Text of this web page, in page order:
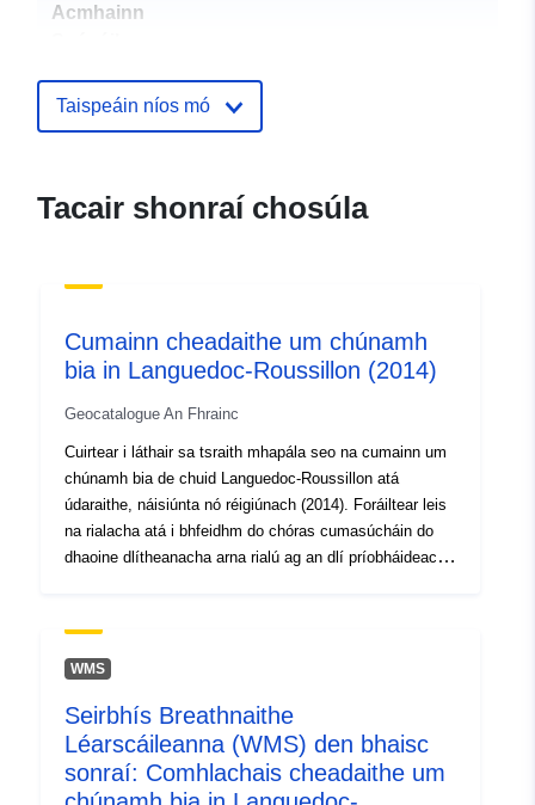
Acmhainn
Aitheantóirí:
ide.developpement-
8496-4a74-b0e8-
120066022-srv-8544bbcb-2946-
4121-b1cb-6623ddce313f
Clóscríobh:
http://inspire.ec.europa.eu/
codelist/ResourceType/services
Taispeáin níos mó
Tacair shonraí chosúla
Cumainn cheadaithe um chúnamh
bia in Languedoc-Roussillon (2014)
Geocatalogue An Fhrainc
Cuirtear i láthair sa tsraith mhapála seo na cumainn um
chúnamh bia de chuid Languedoc-Roussillon atá
údaraithe, náisiúnta nó réigiúnach (2014). Foráiltear leis
na rialacha atá i bhfeidhm do chóras cumasúcháin do
dhaoine dlítheanacha arna rialú ag an dlí príobháideach
gciallaíonn cúnamh bia bia a sholáthar do na daoine is
díothaí, lena n-áirítear: — ceannacháin a dhéantar tríd
tríd an gclár náisiúnta um chúnamh bia nó trí chistí
poiblí eile, — bailiú, sórtáil agus próiseáil earraí bia
neamhdhíolta a chomhlíonann na ceanglais atá i
bhfeidhm maidir le sláinteachas earraí bia, a dhéantar trí
WMS
Seirbhís Breathnaithe
Léarscáileanna (WMS) den bhaisc
sonraí: Comhlachais cheadaithe um